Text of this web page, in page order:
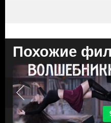
Похожие